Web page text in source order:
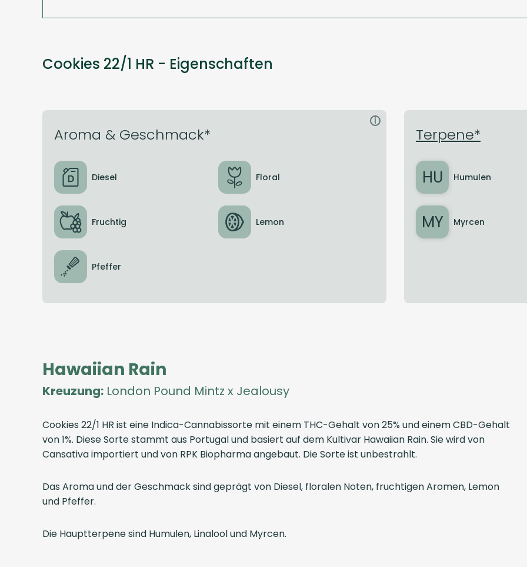
Cookies 22/1 HR - Eigenschaften
Aroma & Geschmack*
i
Diesel Floral
Fruchtig Lemon
Pfeffer
Terpene*
HU Humulen
MY Myrcen
Hawaiian Rain
Kreuzung: London Pound Mintz x Jealousy
Cookies 22/1 HR ist eine Indica-Cannabissorte mit einem THC-Gehalt von 25% und einem CBD-Gehalt
von 1%. Diese Sorte stammt aus Portugal und basiert auf dem Kultivar Hawaiian Rain. Sie wird von
Cansativa importiert und von RPK Biopharma angebaut. Die Sorte ist unbestrahlt.
Das Aroma und der Geschmack sind geprägt von Diesel, floralen Noten, fruchtigen Aromen, Lemon
und Pfeffer.
Die Hauptterpene sind Humulen, Linalool und Myrcen.